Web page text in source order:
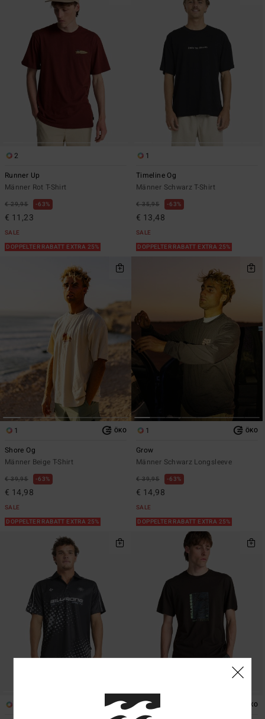
2
Runner Up
Männer Rot T-Shirt
€ 29,95 63%
€ 11,23
SALE
DOPPELTER RABATT EXTRA 25%
1
Timeline Og
Männer Schwarz T-Shirt
€ 35,95 63%
€ 13,48
SALE
DOPPELTER RABATT EXTRA 25%
1 ÖKO
Shore Og
Männer Beige T-Shirt
€ 39,95 63%
€ 14,98
SALE
DOPPELTER RABATT EXTRA 25%
1 ÖKO
Grow
Männer Schwarz Longsleeve
€ 39,95 63%
€ 14,98
SALE
DOPPELTER RABATT EXTRA 25%
1 ÖKO